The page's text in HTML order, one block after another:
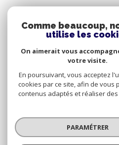
NOUS
© 2026 | Tous
Nos honoraires
Nos
Comme beaucoup,
utilise les
On aimerait vous
votre visite.
En poursuivant, vous acceptez
cookies par ce site, afin de vous
contenus adaptés et réaliser
PARAMÉTRER